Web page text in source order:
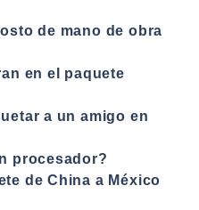
de mano de obra
en el paquete
a un amigo en
procesador?
de China a México